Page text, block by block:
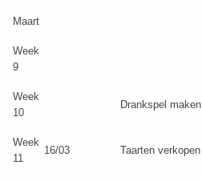
Maart
Week
9
Week
10
Drankspel maken
Week
11
16/03 Taarten verkopen